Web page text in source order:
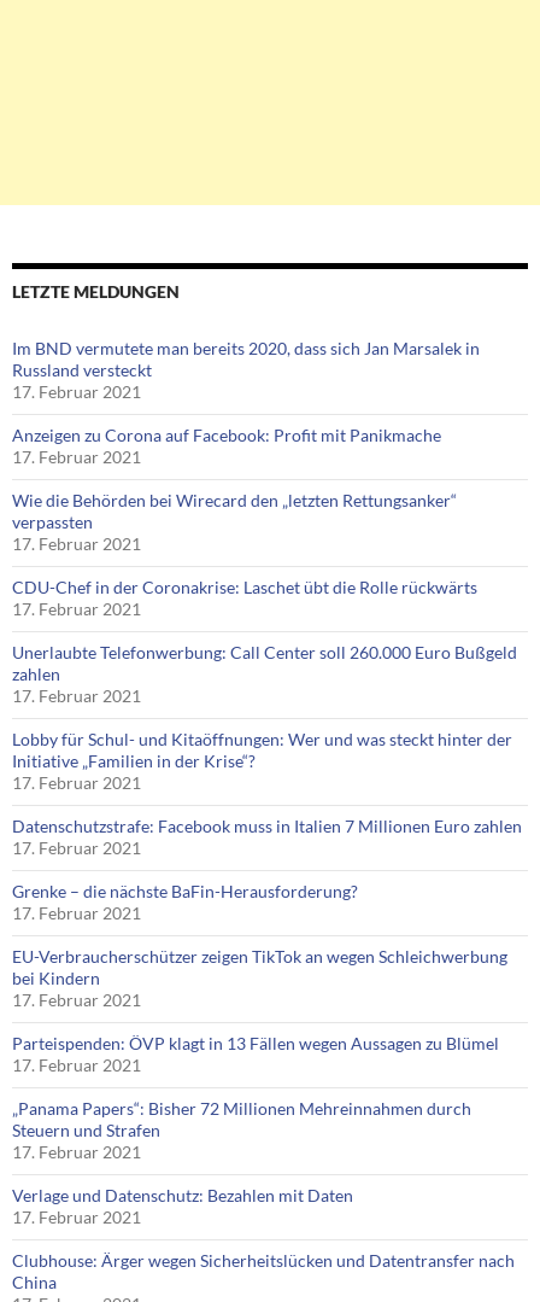
LETZTE MELDUNGEN
Im BND vermutete man bereits 2020, dass sich Jan Marsalek in
Russland versteckt
17. Februar 2021
Anzeigen zu Corona auf Facebook: Profit mit Panikmache
17. Februar 2021
Wie die Behörden bei Wirecard den „letzten Rettungsanker“
verpassten
17. Februar 2021
CDU-Chef in der Coronakrise: Laschet übt die Rolle rückwärts
17. Februar 2021
Unerlaubte Telefonwerbung: Call Center soll 260.000 Euro Bußgeld
zahlen
17. Februar 2021
Lobby für Schul- und Kitaöffnungen: Wer und was steckt hinter der
Initiative „Familien in der Krise“?
17. Februar 2021
Datenschutzstrafe: Facebook muss in Italien 7 Millionen Euro zahlen
17. Februar 2021
Grenke – die nächste BaFin-Herausforderung?
17. Februar 2021
EU-Verbraucherschützer zeigen TikTok an wegen Schleichwerbung
bei Kindern
17. Februar 2021
Parteispenden: ÖVP klagt in 13 Fällen wegen Aussagen zu Blümel
17. Februar 2021
„Panama Papers“: Bisher 72 Millionen Mehreinnahmen durch
Steuern und Strafen
17. Februar 2021
Verlage und Datenschutz: Bezahlen mit Daten
17. Februar 2021
Clubhouse: Ärger wegen Sicherheitslücken und Datentransfer nach
China